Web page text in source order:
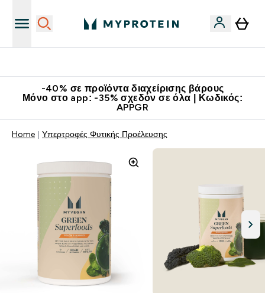
-40% σε προϊόντα διαχείρισης βάρους
Μόνο στο app: -35% σχεδόν σε όλα | Κωδικός:
APPGR
Home Υπερτροφές Φυτικής Προέλευσης